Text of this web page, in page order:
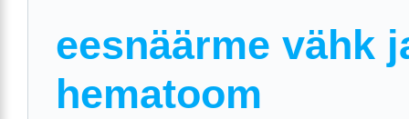
eesnäärme vähk
hematoom